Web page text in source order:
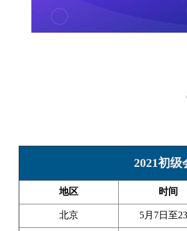
2021初
地区 时间
北京 5月7日至